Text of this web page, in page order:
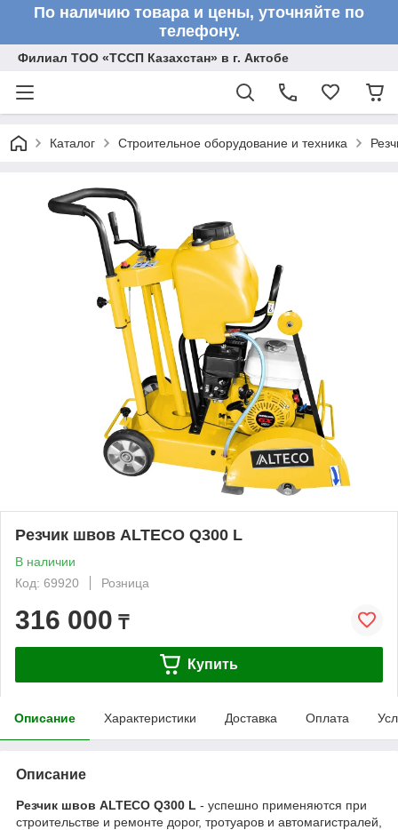
По наличию товара и цены, уточняйте по
телефону.
Филиал ТОО «ТССП Казахстан» в г. Актобе
Каталог Строительное оборудование и техника
Резчик швов ALTECO Q300 L
В наличии
Код: 69920
Розница
316 000 ₸
Купить
Описание Характеристики Доставка Оплата
Описание
Резчик швов ALTECO Q300 L - успешно применяются при
строительстве и ремонте дорог, тротуаров и автомагистралей,